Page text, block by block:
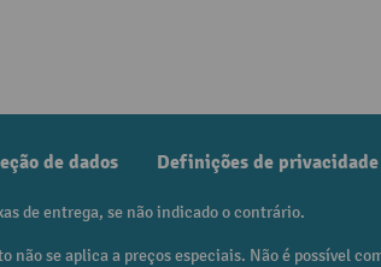
de dados Definições de privacidade
de entrega, se não indicado o contrário.
não se aplica a preços especiais. Não é possível